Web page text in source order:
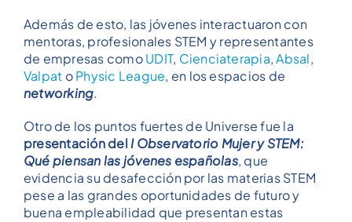
Además de esto, las jóvenes interactuaron con
mentoras, profesionales STEM y representantes
de empresas comoUDIT, Cienciaterapia,Absal,
Valpat oPhysic League, en los espacios de
networking.
Otro de los puntos fuertes de Universe fue la
presentación del I Observatorio Mujer y STEM:
Qué piensan las jóvenes españolas, que
evidencia su desafección por las materias STEM
pese a las grandes oportunidades de futuro y
buena empleabilidad que presentan estas